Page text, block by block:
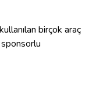
birçok araç
sponsorlu